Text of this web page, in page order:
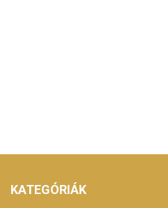
KATEGÓRIÁK